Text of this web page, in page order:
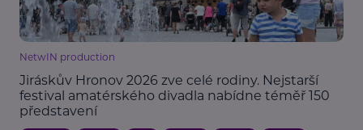
NetwIN production
Jiráskův Hronov 2026 zve celé rodiny. Nejstarší
festival amatérského divadla nabídne téměř 150
představení